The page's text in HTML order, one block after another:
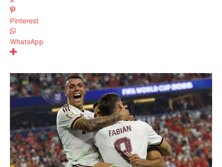
Pinterest
WhatsApp